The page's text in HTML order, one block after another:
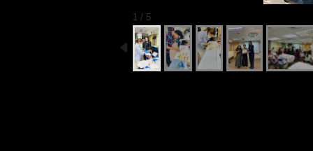
1 / 5